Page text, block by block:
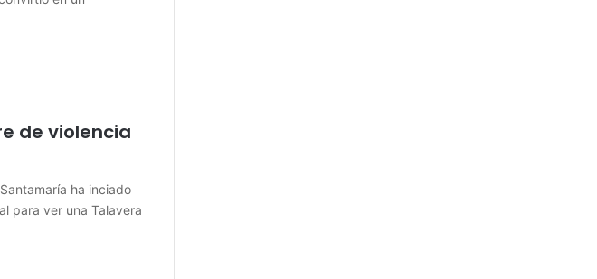
de violencia
ha inciado
para ver una Talavera